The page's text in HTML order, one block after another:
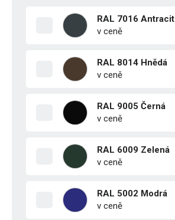
RAL 7016 Antracit
v ceně
RAL 8014 Hnědá
v ceně
RAL 9005 Černá
v ceně
RAL 6009 Zelená
v ceně
RAL 5002 Modrá
v ceně